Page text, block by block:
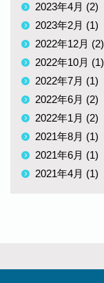
2023年4月 (2)
2023年2月 (1)
2022年12月 (2)
2022年10月 (1)
2022年7月 (1)
2022年6月 (2)
2022年1月 (2)
2021年8月 (1)
2021年6月 (1)
2021年4月 (1)